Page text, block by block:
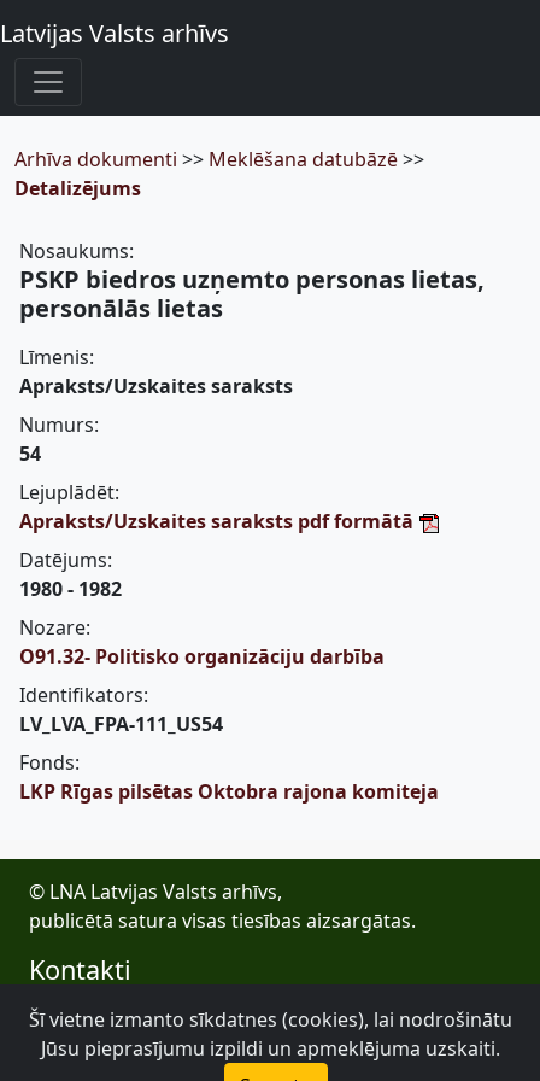
Latvijas Valsts arhīvs
Arhīva dokumenti >> Meklēšana datubāzē>>
Detalizējums
Nosaukums:
PSKP biedros uzņemto personas lietas,
personālās lietas
Līmenis:
Apraksts/Uzskaites saraksts
Numurs:
54
Lejuplādēt:
Apraksts/Uzskaites saraksts pdf formātā
Datējums:
1980 - 1982
Nozare:
O91.32- Politisko organizāciju darbība
Identifikators:
LV_LVA_FPA-111_US54
Fonds:
LKP Rīgas pilsētas Oktobra rajona komiteja
© LNA Latvijas Valsts arhīvs,
publicētā satura visas tiesības aizsargātas.
Kontakti
E-pasts: lva@arhivi.gov.lv
Tālrunis: +371 20027447
Bezdelīgu 1A, Rīga
Šī vietne izmanto sīkdatnes (cookies), lai nodrošinātu
Jūsu pieprasījumu izpildi un apmeklējuma uzskaiti.